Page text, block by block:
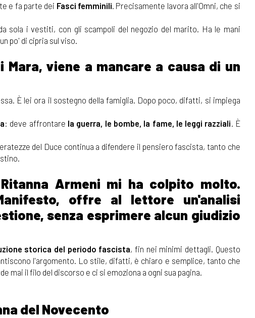
e fa parte dei Fasci femminili. Precisamente lavora all'Omni, che si
sola i vestiti, con gli scampoli del negozio del marito. Ha le mani
po' di cipria sul viso.
viene a mancare a causa di un
È lei ora il sostegno della famiglia. Dopo poco, difatti, si impiega
: deve affrontare la guerra, le bombe, la fame, le leggi razziali. È
del Duce continua a difendere il pensiero fascista, tanto che
Armeni mi ha colpito molto.
offre al lettore un'analisi
senza esprimere alcun giudizio
storica del periodo fascista, fin nei minimi dettagli. Questo
l'argomento. Lo stile, difatti, è chiaro e semplice, tanto che
mai il filo del discorso e ci si emoziona a ogni sua pagina.
del Novecento